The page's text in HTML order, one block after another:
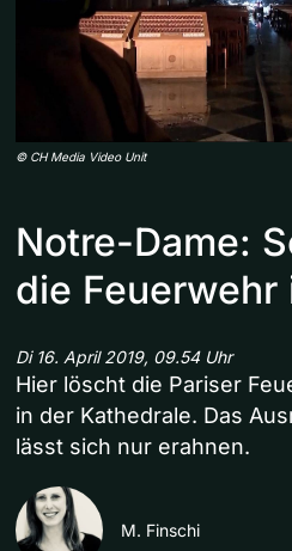
© CH Media Video Unit
Notre-Dame:
die Feuerwehr
Di 16. April 2019, 09.54 Uhr
Hier löscht die Pariser
in der Kathedrale. Das
lässt sich nur erahnen.
M. Finschi